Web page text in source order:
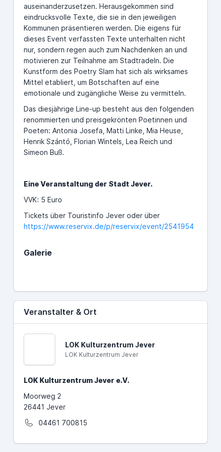
auseinanderzusetzen. Herausgekommen sind
eindrucksvolle Texte, die sie in den jeweiligen
Kommunen präsentieren werden. Die eigens für
dieses Event verfassten Texte unterhalten nicht
nur, sondern regen auch zum Nachdenken an und
motivieren zur Teilnahme am Stadtradeln. Die
Kunstform des Poetry Slam hat sich als wirksames
Mittel etabliert, um Botschaften auf eine
emotionale und zugängliche Weise zu vermitteln.
Das diesjährige Line-up besteht aus den folgenden
renommierten und preisgekrönten Poetinnen und
Poeten: Antonia Josefa, Matti Linke, Mia Heuse,
Henrik Szántó, Florian Wintels, Lea Reich und
Simeon Buß.
Eine Veranstaltung der Stadt Jever.
VVK: 5 Euro
Tickets über Touristinfo Jever oder über
https://www.reservix.de/p/reservix/event/2541954
Galerie
Veranstalter & Ort
LOK Kulturzentrum Jever
LOK Kulturzentrum Jever
LOK Kulturzentrum Jever e.V.
Moorweg 2
26441 Jever
04461 700815